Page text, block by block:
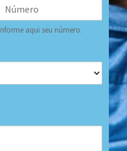
aqui seu número.